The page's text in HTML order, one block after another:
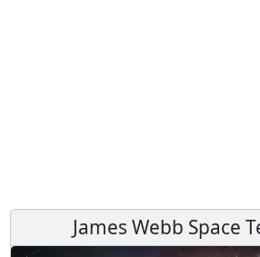
James Webb Space